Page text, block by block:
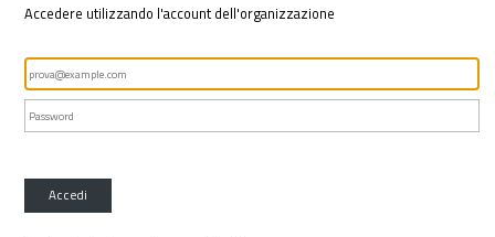
Accedere utilizzando l'account dell'organizzazione
Accedi